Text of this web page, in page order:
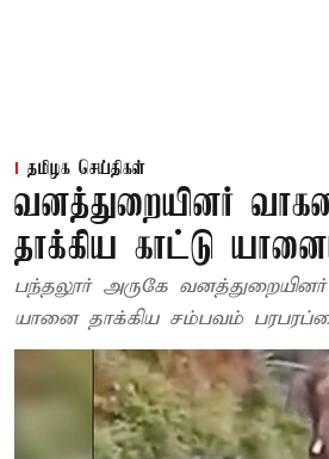
தமிழக செய்திகள்
வனத்துறையினர்
தாக்கிய காட்டு
பந்தலூர் அருகே
யானை தாக்கிய சம்பவம்